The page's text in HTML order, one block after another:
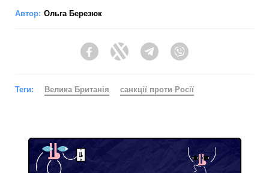
Автор: Ольга Березюк
FacebookTwitter Telegram
Теги: Велика Британія санкції проти Росії